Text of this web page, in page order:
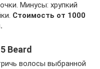
Минусы: хрупкий
Стоимость от 1000
Beard
волосы выбранной